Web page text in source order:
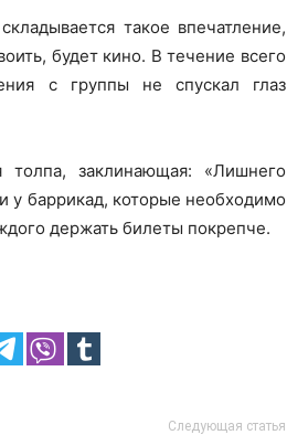
такое впечатление,
будет кино. В течение всего
с группы не спускал глаз
толпа, заклинающая: «Лишнего
у баррикад, которые необходимо
держать билеты покрепче.
Следующая статья